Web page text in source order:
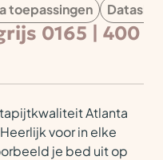
toepassingen
0165 | 400
Atlanta
voor in elke
je bed uit op